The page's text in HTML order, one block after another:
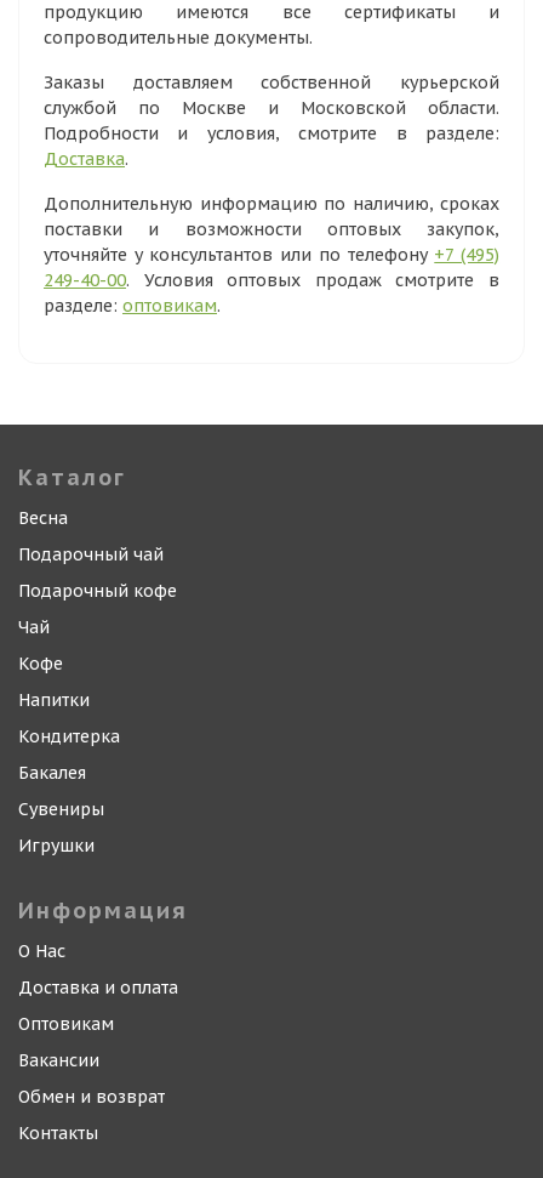
продукцию имеются все сертификаты и
сопроводительные документы.
Заказы доставляем собственной курьерской
службой по Москве и Московской области.
Подробности и условия, смотрите в разделе:
Доставка.
Дополнительную информацию по наличию, сроках
поставки и возможности оптовых закупок,
уточняйте у консультантов или по телефону +7 (495)
249-40-00. Условия оптовых продаж смотрите в
разделе: оптовикам.
Каталог
Весна
Подарочный чай
Подарочный кофе
Чай
Кофе
Напитки
Кондитерка
Бакалея
Сувениры
Игрушки
Информация
О Нас
Доставка и оплата
Оптовикам
Вакансии
Обмен и возврат
Контакты